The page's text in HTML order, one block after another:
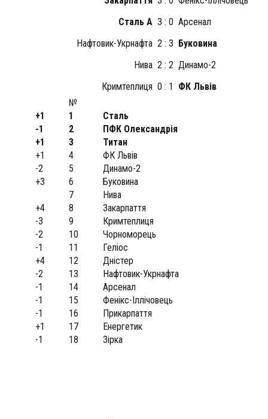
Сталь А 3 : 0 Арсенал
Нафтовик-Укрнафта 2 : 3 Буковина
Нива 2 : 2 Динамо-2
Кримтеплиця 0 : 1 ФК Львів
№
+1
1
Сталь
-1
2
ПФК Олександрія
+1
3
Титан
+1
4
ФК Львів
-2
5
Динамо-2
+3
6
Буковина
7
Нива
+4
8
Закарпаття
-3
9
Кримтеплиця
-2
10
Чорноморець
-1
11
Геліос
+4
12
Дністер
-2
13
Нафтовик-Укрнафта
-1
14
Арсенал
-1
15
Фенікс-Іллічовець
-1
16
Прикарпаття
+1
17
Енергетик
-1
18 Зірка